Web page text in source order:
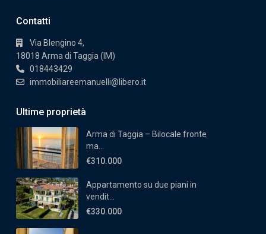
Contatti
Via Blengino 4,
18018 Arma di Taggia (IM)
018443429
immobiliareemanuelli@libero.it
Ultime proprietà
Arma di Taggia – Bilocale fronte
ma...
€310.000
Appartamento su due piani in
vendit...
€330.000